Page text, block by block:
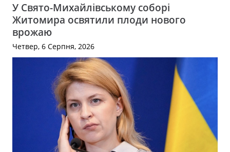
У Свято-Михайлівському соборі
Житомира освятили плоди нового
врожаю
Четвер, 6 Серпня, 2026